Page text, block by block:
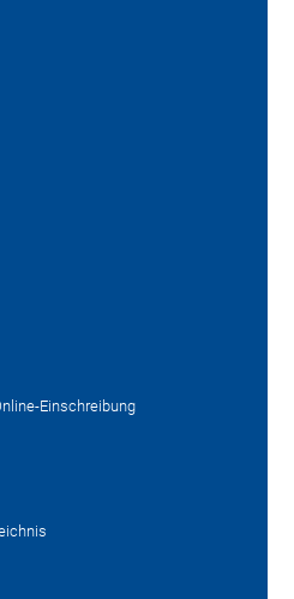
Einschreibung